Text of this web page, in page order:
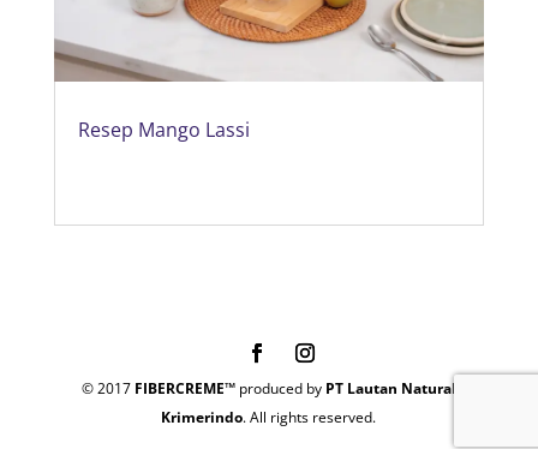
Resep Mango Lassi
© 2017 FIBERCREME™produced by PT Lautan Natural
Krimerindo. All rights reserved.